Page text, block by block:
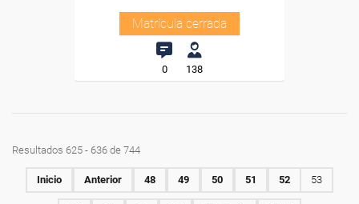
Matrícula cerrada
0 138
Resultados 625 - 636 de 744
Inicio Anterior 48 49 50 51 52 53